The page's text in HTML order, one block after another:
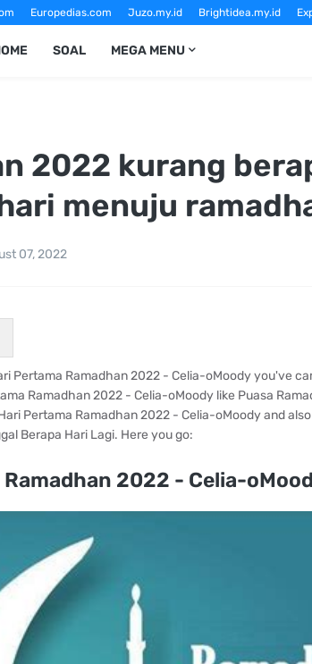
Europedias.com Juzo.my.id Brightidea.my.id
SOAL MEGA MENU
2022 kurang
menuju
07, 2022
Pertama Ramadhan 2022 - Celia-oMoody you've
Ramadhan 2022 - Celia-oMoody like Puasa
Pertama Ramadhan 2022 - Celia-oMoody and
Berapa Hari Lagi. Here you go:
2022 - Celia-